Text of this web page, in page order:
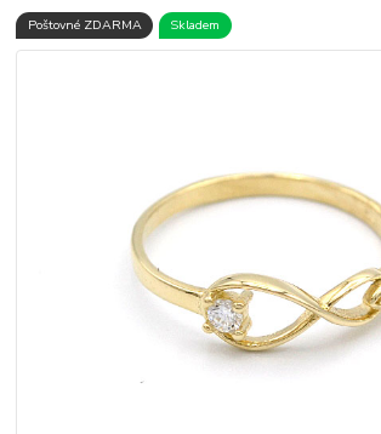
Poštovné ZDARMA Skladem